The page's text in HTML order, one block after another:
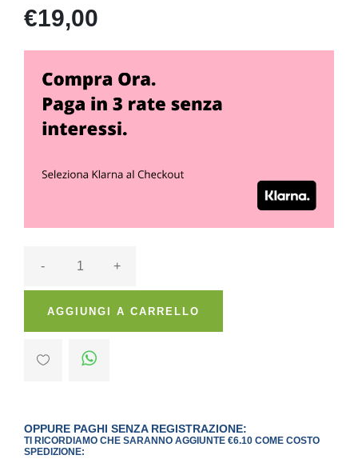
€19,00
- +
AGGIUNGI A CARRELLO
OPPURE PAGHI SENZA REGISTRAZIONE:
TI RICORDIAMO CHE SARANNO AGGIUNTE €6.10 COME COSTO
SPEDIZIONE: